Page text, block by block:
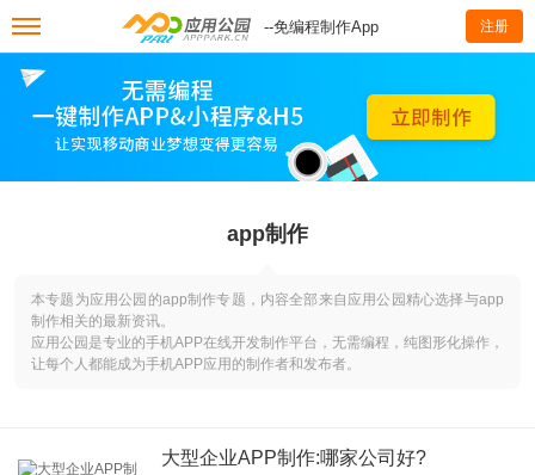
--免编程制作App 注册
app制作
本专题为应用公园的app制作专题，内容全部来自应用公园精心选择与app
制作相关的最新资讯。
应用公园是专业的手机APP在线开发制作平台，无需编程，纯图形化操作，
让每个人都能成为手机APP应用的制作者和发布者。
大型企业APP制作:哪家公司好?